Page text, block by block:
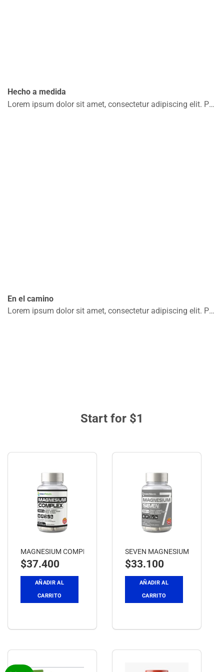
Hecho a medida
Lorem ipsum dolor sit amet, consectetur adipiscing elit. Praesent convallis malesuada ante, at placerat risus pellentesque non. Integer elementum velit massa. .
En el camino
Lorem ipsum dolor sit amet, consectetur adipiscing elit. Praesent convallis malesuada ante, at placerat risus pellentesque non. Integer elementum velit massa. .
Start for $1
MAGNESIUM COMPLEX – 8en1
$37.400
AÑADIR AL
CARRITO
SEVEN MAGNESIUM -7 en 1
$33.100
AÑADIR AL
CARRITO